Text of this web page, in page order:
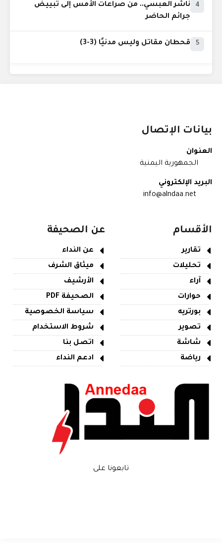
4
ناشر العبسي.. من صراعات الأمس إلى تبييض
جرائم الحاضر
5 قحطان مقاتل وليس مدنيًا (3-3)
بيانات الإتصال
العنوان
الجمهورية اليمنية
البريد الإلكتروني
info@alndaa.net
الأقسام
تقارير
تحليلات
آراء
حوارات
بورتريه
تصوير
شاشة
رياضة
عن الصحيفة
عن النداء
ميثاق الشرف
الأرشيف
الصحيفة PDF
سياسة الخصوصية
شروط الاستخدام
اتصل بنا
ادعم النداء
تابعونا على